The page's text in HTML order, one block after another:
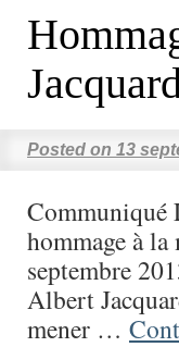
Posted on 13
Communiqué
hommage à
septembre
Albert
mener …